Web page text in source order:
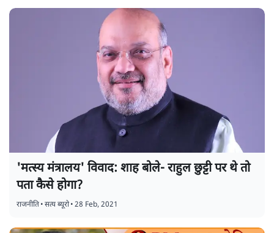
'मत्स्य मंत्रालय' विवाद: शाह बोले- राहुल छुट्टी पर थे तो
पता कैसे होगा?
राजनीति•सत्य ब्यूरो•28 Feb, 2021